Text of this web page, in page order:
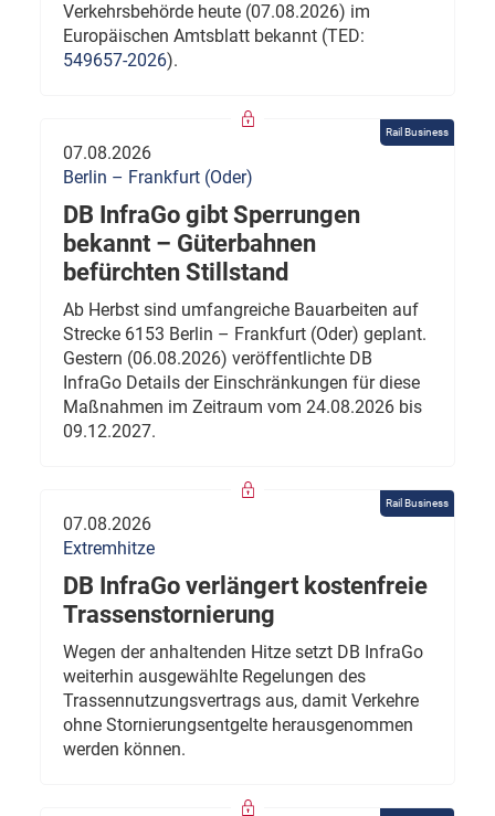
Verkehrsbehörde heute (07.08.2026) im
Europäischen Amtsblatt bekannt (TED:
549657-2026).
Rail Business
07.08.2026
Berlin – Frankfurt (Oder)
DB InfraGo gibt Sperrungen
bekannt – Güterbahnen
befürchten Stillstand
Ab Herbst sind umfangreiche Bauarbeiten auf
Strecke 6153 Berlin – Frankfurt (Oder) geplant.
Gestern (06.08.2026) veröffentlichte DB
InfraGo Details der Einschränkungen für diese
Maßnahmen im Zeitraum vom 24.08.2026 bis
09.12.2027.
Rail Business
07.08.2026
Extremhitze
DB InfraGo verlängert kostenfreie
Trassenstornierung
Wegen der anhaltenden Hitze setzt DB InfraGo
weiterhin ausgewählte Regelungen des
Trassennutzungsvertrags aus, damit Verkehre
ohne Stornierungsentgelte herausgenommen
werden können.